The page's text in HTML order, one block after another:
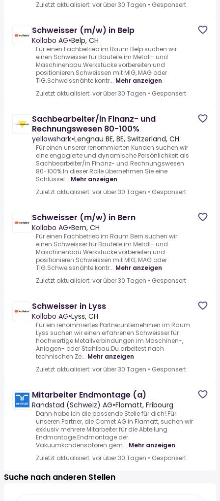
Zuletzt aktualisiert: vor über 30 Tagen • Gesponsert
Schweisser (m/w) in Belp
Kollabo AG•Belp, CH
Für einen Fachbetrieb im Raum Belp suchen wir
einen Schweisser für Bauteile im Metall- und
Maschinenbau.Werkstücke vorbereiten und
positionieren.Schweissen mit MIG, MAG oder
TIG.Schweissnähte kontr... Mehr anzeigen
Zuletzt aktualisiert: vor über 30 Tagen • Gesponsert
Sachbearbeiter/in Finanz- und
Rechnungswesen 80-100%
yellowshark•Lengnau BE, BE, Switzerland, CH
Für einen unserer renommierten Kunden suchen wir
eine engagierte und dynamische Persönlichkeit als
Sachbearbeiter/in Finanz- und Rechnungswesen
80-100%.In dieser Rolle übernehmen Sie eine
Schlüssel... Mehr anzeigen
Zuletzt aktualisiert: vor über 30 Tagen • Gesponsert
Schweisser (m/w) in Bern
Kollabo AG•Bern, CH
Für einen Fachbetrieb im Raum Bern suchen wir
einen Schweisser für Bauteile im Metall- und
Maschinenbau.Werkstücke vorbereiten und
positionieren.Schweissen mit MIG, MAG oder
TIG.Schweissnähte kontr... Mehr anzeigen
Zuletzt aktualisiert: vor über 30 Tagen • Gesponsert
Schweisser in Lyss
Kollabo AG•Lyss, CH
Für ein renommiertes Partnerunternehmen im Raum
Lyss suchen wir einen erfahrenen Schweisser für
hochwertige Metallverbindungen im Maschinen-,
Anlagen- oder Stahlbau.Du arbeitest nach
technischen Ze... Mehr anzeigen
Zuletzt aktualisiert: vor über 30 Tagen • Gesponsert
Mitarbeiter Endmontage (a)
Randstad (Schweiz) AG•Flamatt, Fribourg
Dann habe ich die passende Stelle für dich!.Für
unseren Partner, die Comet AG in Flamatt, suchen wir
exklusiv mehrere Mitarbeiter für die Abteilung
Endmontage.Endmontage der
Vakuumkondensatoren gem... Mehr anzeigen
Zuletzt aktualisiert: vor über 30 Tagen • Gesponsert
Suche nach anderen Stellen